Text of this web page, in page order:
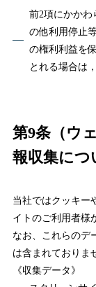
前2項にかかわ
の他利用停止
の権利利益を
とれる場合は
第9条（ウ
報収集につ
当社ではクッキー
イトのご利用者様
なお、これらのデ
は含まれておりま
《収集データ》